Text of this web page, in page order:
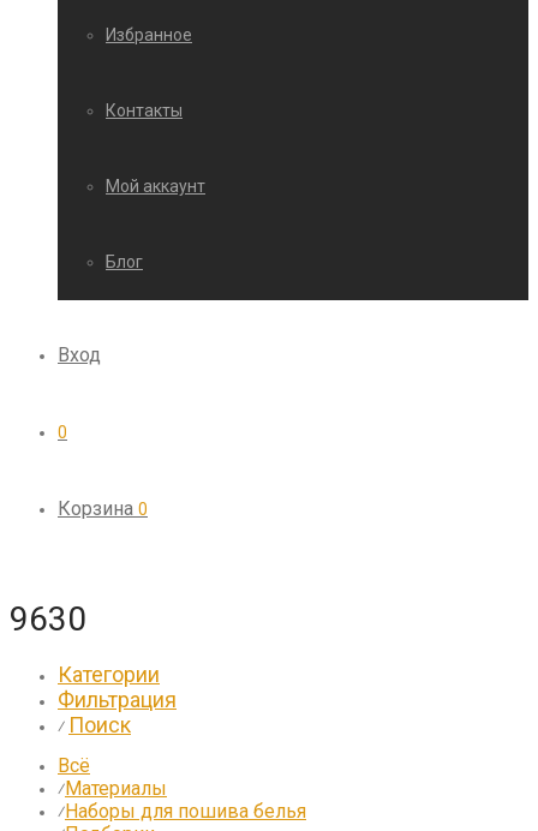
Избранное
Контакты
Мой аккаунт
Блог
Вход
0
Корзина 0
9630
Категории
Фильтрация
⁄ Поиск
Всё
⁄Материалы
⁄Наборы для пошива белья